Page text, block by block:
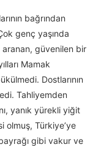
bağrından
genç yaşında
güvenilen bir
Mamak
Dostlarının
Tahliyemden
yanık yürekli yiğit
olmuş, Türkiye’ye
gibi vakur ve